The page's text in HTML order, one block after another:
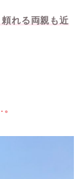
れる両親も近